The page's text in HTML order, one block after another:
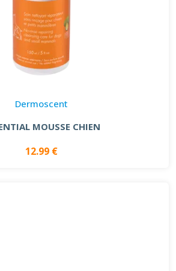
Dermoscent
MOUSSE CHIEN
12.99 €